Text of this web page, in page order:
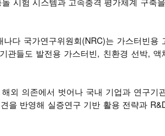
다 국가연구위원회(NRC)는 가스터빈용
관들도 발전용 가스터빈, 친환경 선박, 액
외 의존에서 벗어나 국내 기업과 연구기
을 반영해 실증연구 기반 활용 전략과